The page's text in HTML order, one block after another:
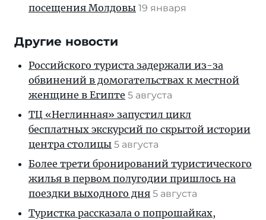
посещения Молдовы 19 января
Другие новости
Российского туриста задержали из-за
обвинений в домогательствах к местной
женщине в Египте 5 августа
ТЦ «Неглинная» запустил цикл
бесплатных экскурсий по скрытой истории
центра столицы 5 августа
Более трети бронирований туристического
жилья в первом полугодии пришлось на
поездки выходного дня 5 августа
Туристка рассказала о попрошайках,